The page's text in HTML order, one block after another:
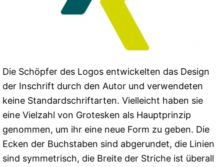
Die Schöpfer des Logos entwickelten das Design
der Inschrift durch den Autor und verwendeten
keine Standardschriftarten. Vielleicht haben sie
eine Vielzahl von Grotesken als Hauptprinzip
genommen, um ihr eine neue Form zu geben. Die
Ecken der Buchstaben sind abgerundet, die Linien
sind symmetrisch, die Breite der Striche ist überall